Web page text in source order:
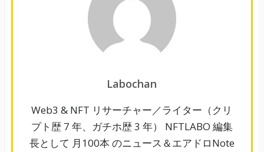
Labochan
Web3 & NFT リサーチャー／ライター（クリ
プト歴 7 年、ガチホ歴 3 年） NFTLABO 編集
長として 月100本 のニュース＆エアドロNote